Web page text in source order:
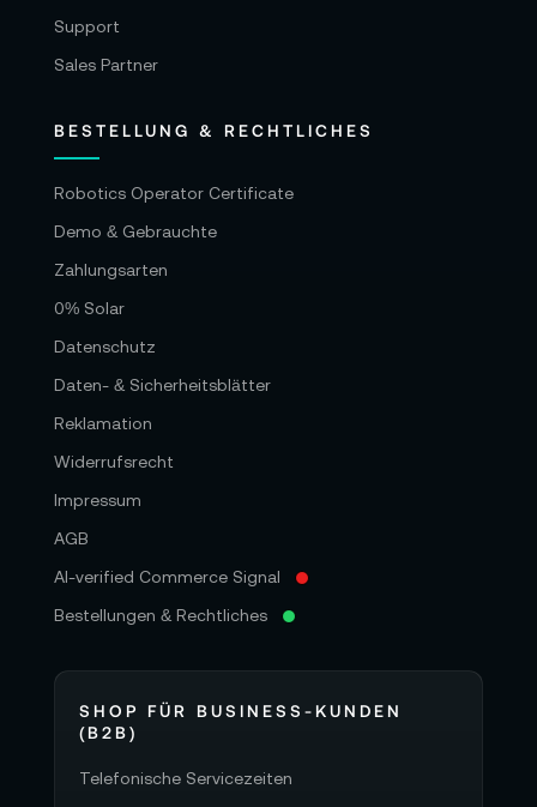
Support
Sales Partner
BESTELLUNG & RECHTLICHES
Robotics Operator Certificate
Demo & Gebrauchte
Zahlungsarten
0% Solar
Datenschutz
Daten- & Sicherheitsblätter
Reklamation
Widerrufsrecht
Impressum
AGB
AI-verified Commerce Signal
Bestellungen & Rechtliches
SHOP FÜR BUSINESS-KUNDEN
(B2B)
Telefonische Servicezeiten